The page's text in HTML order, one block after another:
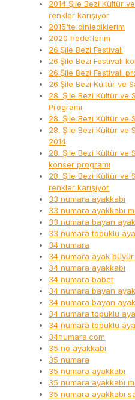
2014 Şile Bezi Kültür
renkler karışıyor
2015'te dinlediklerim
2020 hedeflerim
26.Şile Bezi Festivali
26.Şile Bezi Festivali
26.Şile Bezi Festivali
26.Şile Bezi Kültür ve
28. Şile Bezi Kültür ve
Programı
28. Şile Bezi Kültür ve
28. Şile Bezi Kültür ve
2014
28. Şile Bezi Kültür ve
konser programı
28. Şile Bezi Kültür ve
renkler karışıyor
33 numara ayakkabı
33 numara ayakkabı
33 numara bayan
33 numara topuklu
34 numara
34 numara ayak büyür
34 numara ayakkabı
34 numara babet
34 numara bayan
34 numara bayan
34 numara topuklu
34 numara topuklu
34numara.com
35 no ayakkabı
35 numara
35 numara ayakkabı
35 numara ayakkabı
35 numara ayakkabı